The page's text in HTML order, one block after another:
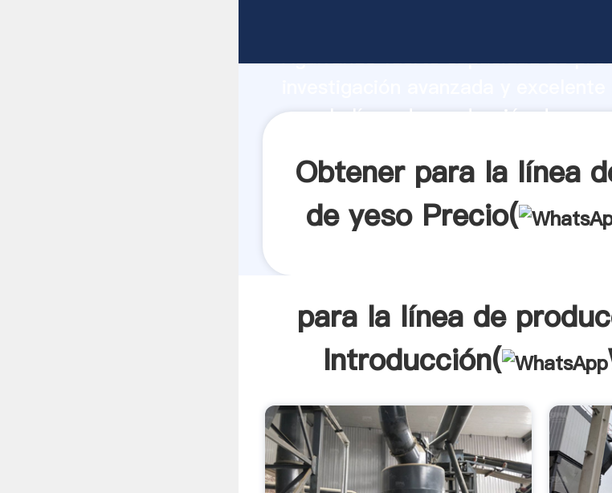
Agarrando fuerte capacidad de
para la línea de producción de
Obtener para la línea
de yeso Precio(
para la línea de
Introducción(